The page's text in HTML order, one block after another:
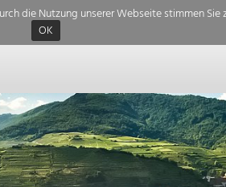
die Nutzung unserer Webseite stimmen
OK